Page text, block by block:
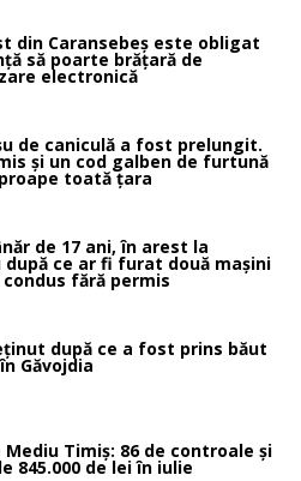
din Caransebeș este obligat
să poarte brățară de
electronică
de caniculă a fost prelungit.
și un cod galben de furtună
toată țara
de 17 ani, în arest la
după ce ar fi furat două mașini
fără permis
după ce a fost prins băut
Găvojdia
Mediu Timiș: 86 de controale și
845.000 de lei în iulie